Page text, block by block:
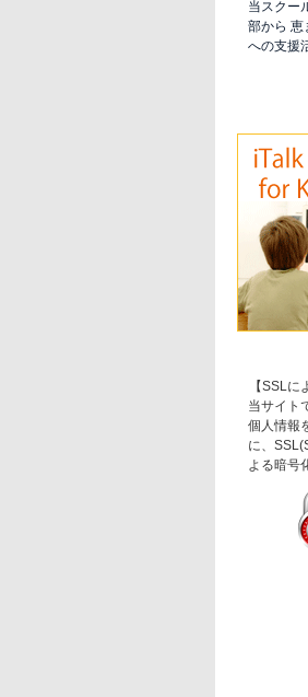
当スクー
部から 恵
への支援
【SSLに
当サイト
個人情報
に、
よる暗号